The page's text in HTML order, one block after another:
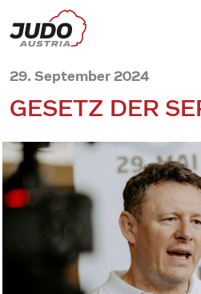
29. September 2024
GESETZ DER